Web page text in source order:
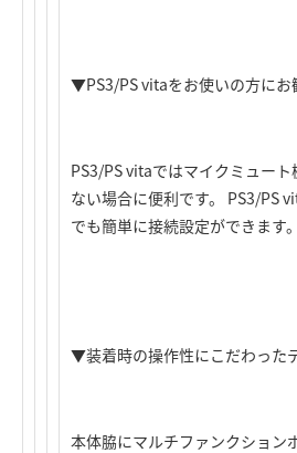
▼PS3/PS vitaをお使いの方に
PS3/PS vitaではマイクミュー
ない場合に便利です。 PS3/PS
でも簡単に接続設定ができます。
▼装着時の操作性にこだわった
本体脇にマルチファンクション